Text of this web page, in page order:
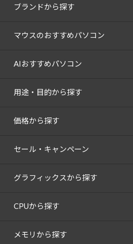
ブランドから探す
マウスのおすすめパソコン
AIおすすめパソコン
用途・目的から探す
価格から探す
セール・キャンペーン
グラフィックスから探す
CPUから探す
メモリから探す